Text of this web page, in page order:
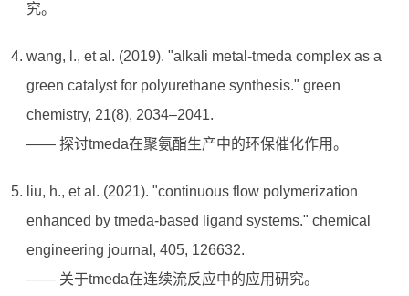
究。
wang, l., et al. (2019). "alkali metal-tmeda complex as a
green catalyst for polyurethane synthesis." green
chemistry, 21(8), 2034–2041.
—— 探讨tmeda在聚氨酯生产中的环保催化作用。
liu, h., et al. (2021). "continuous flow polymerization
enhanced by tmeda-based ligand systems." chemical
engineering journal, 405, 126632.
—— 关于tmeda在连续流反应中的应用研究。